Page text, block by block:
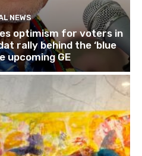
NEWS
optimism for voters in
rally behind the ‘blue
upcoming GE